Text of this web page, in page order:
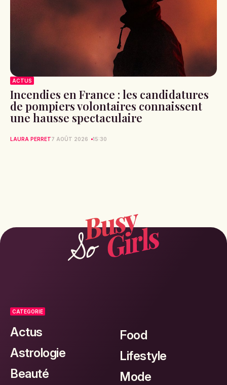
ACTUS
Incendies en France : les candidatures
de pompiers volontaires connaissent
une hausse spectaculaire
LAURA PERRET7 AOÛT 2026 15:30
CATEGORIE
Actus
Astrologie
Beauté
Food
Lifestyle
Mode